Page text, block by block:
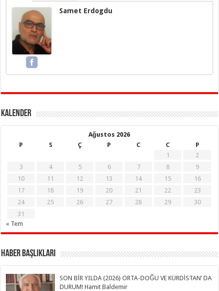
Samet Erdogdu
KALENDER
Ağustos 2026
P
S Ç P C C
P
1
2
3
4 5 6 7 8
9
10
11 12 13 14 15
16
17
18 19 20 21 22
23
24
25 26 27 28 29
30
31
« Tem
Haber Başlıkları
SON BİR YILDA (2026) ORTA-DOĞU VE KÜRDİSTAN’ DA
DURUM! Hamit Baldemir